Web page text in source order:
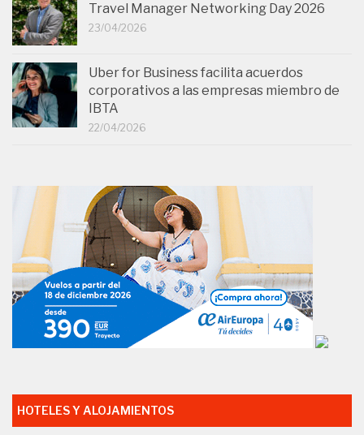
Travel Manager Networking Day 2026
23/04/2026
Uber for Business facilita acuerdos
corporativos a las empresas miembro de
IBTA
22/04/2026
HOTELES Y ALOJAMIENTOS